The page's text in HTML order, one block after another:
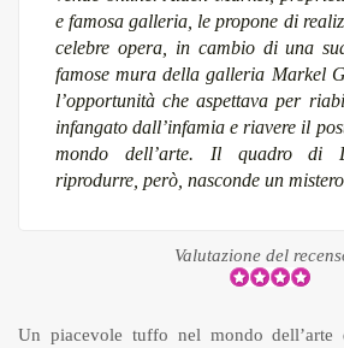
e famosa galleria, le propone di
celebre opera, in cambio di una
famose mura della galleria Markel
l’opportunità che aspettava per
infangato dall’infamia e riavere il
mondo dell’arte. Il quadro di
riprodurre, però, nasconde un
Valutazione del
Un piacevole tuffo nel mondo